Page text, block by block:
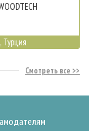
Турция
Смотреть все